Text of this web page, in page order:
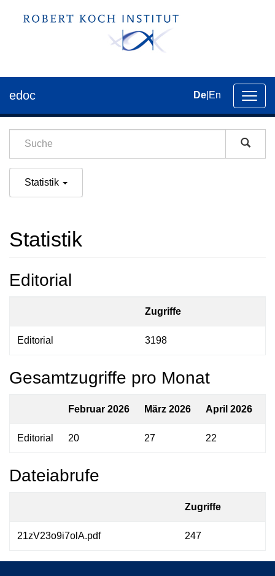
der
edoc De En
Statistik
Statistik
Editorial
Zugriffe
Editorial 3198
Gesamtzugriffe pro Monat
Februar 2026 März 2026 April 2026
Editorial 20 27 22
Dateiabrufe
Zugriffe
21zV23o9i7olA.pdf 247